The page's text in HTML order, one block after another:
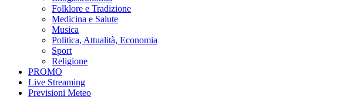
Folklore e Tradizione
Medicina e Salute
Musica
Politica, Attualità, Economia
Sport
Religione
PROMO
Live Streaming
Previsioni Meteo